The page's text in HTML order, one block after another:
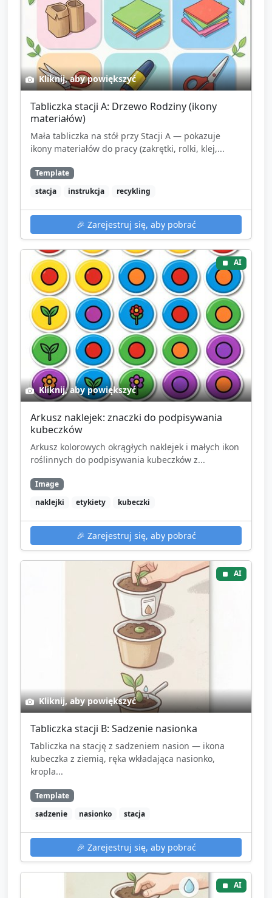
Kliknij, aby powiększyć
Tabliczka stacji A: Drzewo Rodziny (ikony
materiałów)
Mała tabliczka na stół przy Stacji A — pokazuje
ikony materiałów do pracy (zakrętki, rolki, klej,...
Template
stacja
instrukcja recykling
🎉 Zarejestruj się, aby pobrać
AI
Kliknij, aby powiększyć
Arkusz naklejek: znaczki do podpisywania
kubeczków
Arkusz kolorowych okrągłych naklejek i małych ikon
roślinnych do podpisywania kubeczków z...
Image
naklejki
etykiety kubeczki
🎉 Zarejestruj się, aby pobrać
AI
Kliknij, aby powiększyć
Tabliczka stacji B: Sadzenie nasionka
Tabliczka na stację z sadzeniem nasion — ikona
kubeczka z ziemią, ręka wkładająca nasionko,
kropla...
Template
sadzenie
nasionko stacja
🎉 Zarejestruj się, aby pobrać
AI